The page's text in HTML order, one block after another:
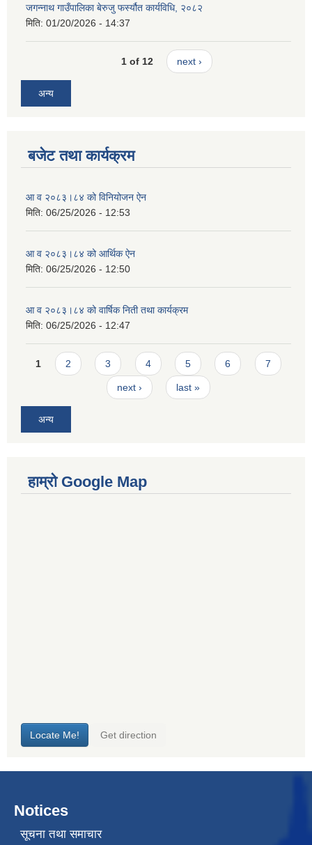
जगन्नाथ गाउँपालिका बेरुजु फर्स्यौत कार्यविधि, २०८२
मिति: 01/20/2026 - 14:37
1 of 12 next ›
अन्य
बजेट तथा कार्यक्रम
आ व २०८३।८४ को विनियोजन ऐन
मिति: 06/25/2026 - 12:53
आ व २०८३।८४ को आर्थिक ऐन
मिति: 06/25/2026 - 12:50
आ व २०८३।८४ को वार्षिक निती तथा कार्यक्रम
मिति: 06/25/2026 - 12:47
Pages
1 2 3 4 5 6 7
next › last »
अन्य
हाम्रो Google Map
Notices
सूचना तथा समाचार